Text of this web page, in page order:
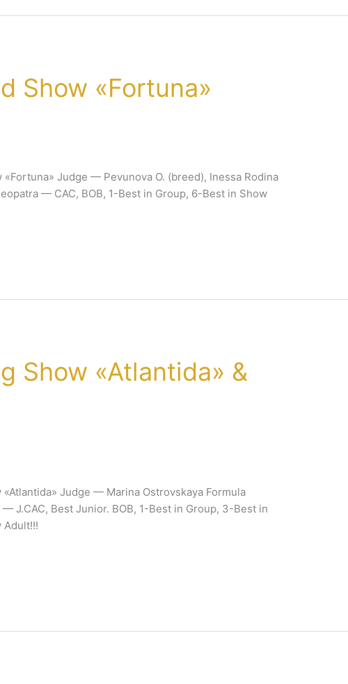
Show «Fortuna»
«Fortuna» Judge — Pevunova O. (breed), Inessa Rodina
— CAC, BOB, 1-Best in Group, 6-Best in Show
Show «Atlantida» &
«Atlantida» Judge — Marina Ostrovskaya Formula
J.CAC, Best Junior. BOB, 1-Best in Group, 3-Best in
Adult!!!